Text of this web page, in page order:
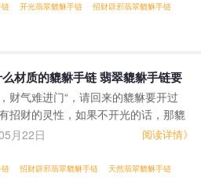
开光翡翠貔貅手链 招财辟邪翡翠貔貅手链
材质的貔貅手链 翡翠貔貅手链要
财气难进门“，请回来的貔貅要开过
招财的灵性，如果不开光的话，那貔
是一个简单的饰品，很难发挥它应有
月22日 阅读详情》
招财辟邪翡翠貔貅手链 天然翡翠貔貅手链